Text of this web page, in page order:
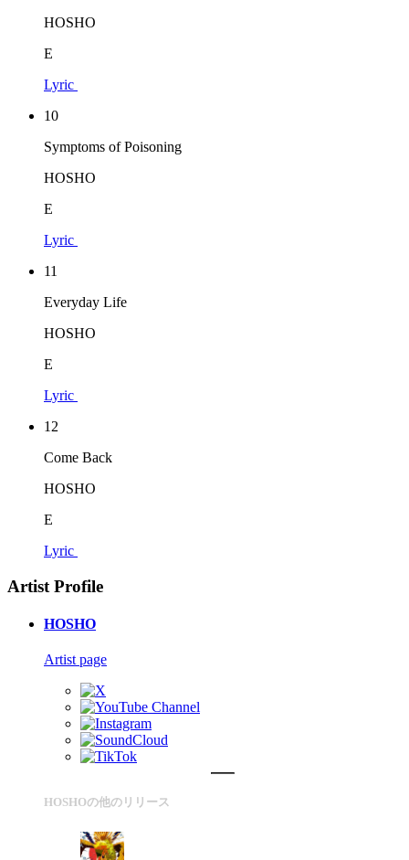
HOSHO
E
Lyric
10
Symptoms of Poisoning
HOSHO
E
Lyric
11
Everyday Life
HOSHO
E
Lyric
12
Come Back
HOSHO
E
Lyric
Artist Profile
HOSHO
Artist page
HOSHOの他のリリース